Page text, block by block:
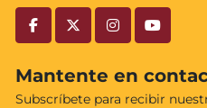
facebooktwitterinstagramyoutube
Mantente en
Subscríbete para recibir